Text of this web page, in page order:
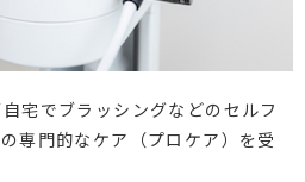
宅でブラッシングなどのセルフ
専門的なケア（プロケア）を受